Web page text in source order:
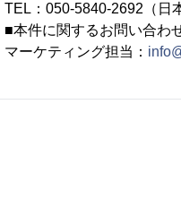
TEL：050-5840-2692（日
■本件に関するお問い合わ
マーケティング担当：